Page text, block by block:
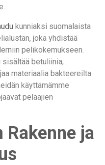
kunniaksi suomalaista
joka yhdistää
pelikokemukseen.
sisältää betuliinia,
materiaalia bakteereilta
käyttämämme
pelaajien
Rakenne ja